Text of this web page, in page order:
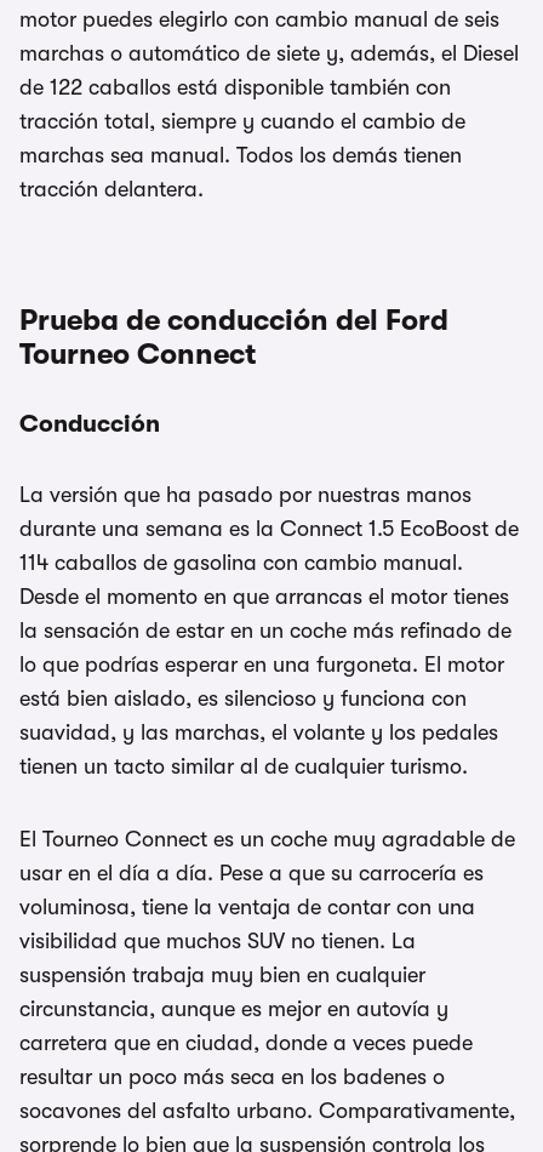
motor puedes elegirlo con cambio manual de seis
marchas o automático de siete y, además, el Diesel
de 122 caballos está disponible también con
tracción total, siempre y cuando el cambio de
marchas sea manual. Todos los demás tienen
tracción delantera.
Prueba de conducción del Ford
Tourneo Connect
Conducción
La versión que ha pasado por nuestras manos
durante una semana es la Connect 1.5 EcoBoost de
114 caballos de gasolina con cambio manual.
Desde el momento en que arrancas el motor tienes
la sensación de estar en un coche más refinado de
lo que podrías esperar en una furgoneta. El motor
está bien aislado, es silencioso y funciona con
suavidad, y las marchas, el volante y los pedales
tienen un tacto similar al de cualquier turismo.
El Tourneo Connect es un coche muy agradable de
usar en el día a día. Pese a que su carrocería es
voluminosa, tiene la ventaja de contar con una
visibilidad que muchos SUV no tienen. La
suspensión trabaja muy bien en cualquier
circunstancia, aunque es mejor en autovía y
carretera que en ciudad, donde a veces puede
resultar un poco más seca en los badenes o
socavones del asfalto urbano. Comparativamente,
sorprende lo bien que la suspensión controla los